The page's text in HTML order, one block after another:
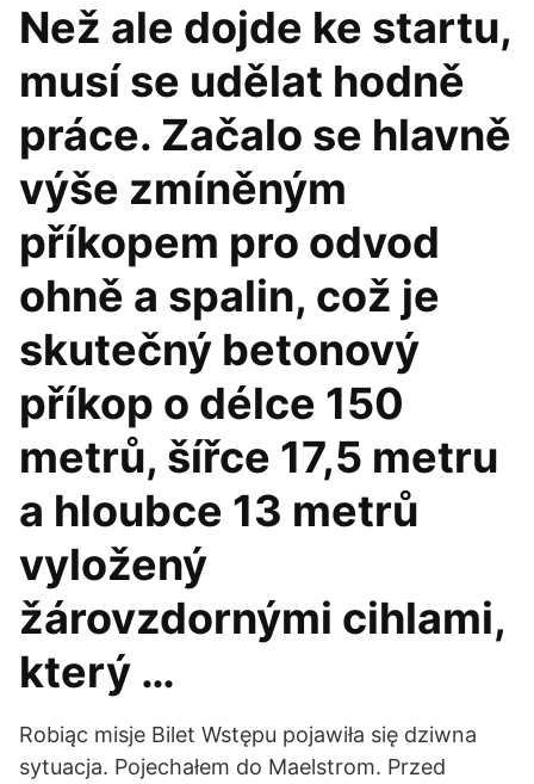
Než ale dojde ke startu,
musí se udělat hodně
práce. Začalo se hlavně
výše zmíněným
příkopem pro odvod
ohně a spalin, což je
skutečný betonový
příkop o délce 150
metrů, šířce 17,5 metru
a hloubce 13 metrů
vyložený
žárovzdornými cihlami,
který …
Robiąc misje Bilet Wstępu pojawiła się dziwna
sytuacja. Pojechałem do Maelstrom. Przed